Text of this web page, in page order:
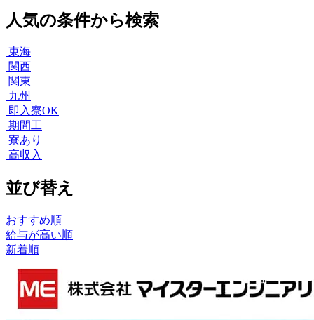
人気の条件から検索
東海
関西
関東
九州
即入寮OK
期間工
寮あり
高収入
並び替え
おすすめ順
給与が高い順
新着順